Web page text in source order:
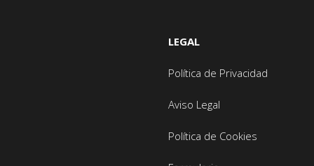
LEGAL
Política de Privacidad
Aviso Legal
Política de Cookies